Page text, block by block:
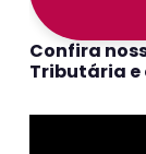
Confira
Tributária